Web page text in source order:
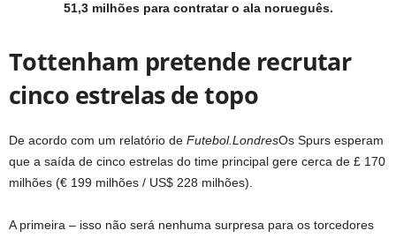
51,3 milhões para contratar o ala norueguês.
Tottenham pretende recrutar
cinco estrelas de topo
De acordo com um relatório de Futebol.LondresOs Spurs esperam
que a saída de cinco estrelas do time principal gere cerca de £ 170
milhões (€ 199 milhões / US$ 228 milhões).
A primeira – isso não será nenhuma surpresa para os torcedores